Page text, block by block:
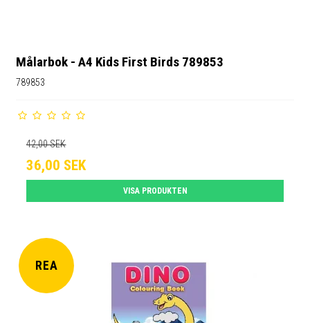
Målarbok - A4 Kids First Birds 789853
789853
42,00 SEK
36,00 SEK
VISA PRODUKTEN
REA